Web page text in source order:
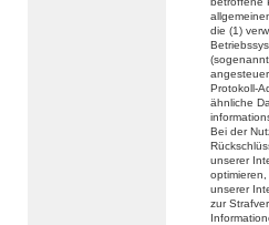
die (1)
Protokoll-
ähnliche
Bei der
unserer
unserer
zur